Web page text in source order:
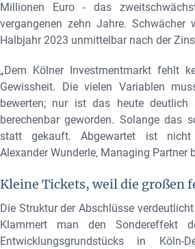
Millionen Euro - das
vergangenen zehn Jahre. Schwächer
Halbjahr 2023 unmittelbar nach der
„Dem Kölner Investmentmarkt fehlt
Gewissheit. Die vielen Variablen
bewerten; nur ist das heute deutlich
berechenbar geworden. Solange das
statt gekauft. Abgewartet ist nicht
Alexander Wunderle, Managing Partner
Kleine Tickets, weil die großen
Die Struktur der Abschlüsse
Klammert man den Sondereffekt
Entwicklungsgrundstücks in